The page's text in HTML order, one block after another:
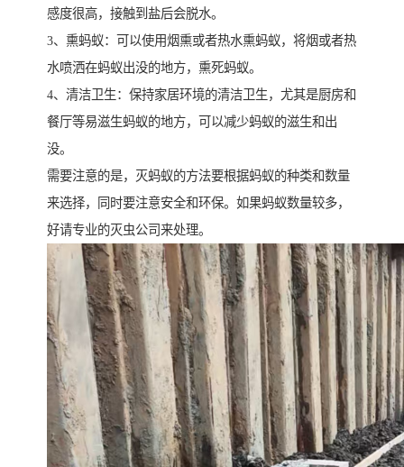
感度很高，接触到盐后会脱水。
3、熏蚂蚁：可以使用烟熏或者热水熏蚂蚁，将烟或者热
水喷洒在蚂蚁出没的地方，熏死蚂蚁。
4、清洁卫生：保持家居环境的清洁卫生，尤其是厨房和
餐厅等易滋生蚂蚁的地方，可以减少蚂蚁的滋生和出
没。
需要注意的是，灭蚂蚁的方法要根据蚂蚁的种类和数量
来选择，同时要注意安全和环保。如果蚂蚁数量较多，
好请专业的灭虫公司来处理。